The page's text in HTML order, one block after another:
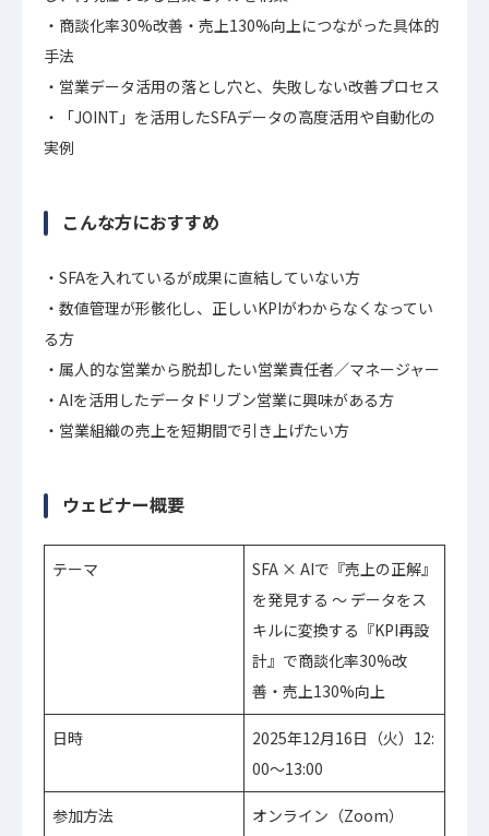
商談化率30%改善・売上130%向上につながった具体的
手法
営業データ活用の落とし穴と、失敗しない改善プロセス
「JOINT」を活用したSFAデータの高度活用や自動化の
実例
こんな方におすすめ
SFAを入れているが成果に直結していない方
数値管理が形骸化し、正しいKPIがわからなくなってい
る方
属人的な営業から脱却したい営業責任者／マネージャー
AIを活用したデータドリブン営業に興味がある方
営業組織の売上を短期間で引き上げたい方
ウェビナー概要
テーマ
SFA × AIで『売上の正解』
を発見する 〜 データをス
キルに変換する『KPI再設
計』で商談化率30%改
善・売上130%向上
日時
2025年12月16日（火）12:
00〜13:00
参加方法 オンライン（Zoom）